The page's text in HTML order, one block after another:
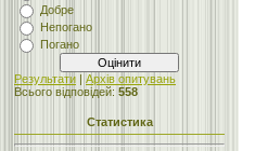
Добре
Непогано
Погано
Результати | Архів опитувань
Всього відповідей: 558
Статистика